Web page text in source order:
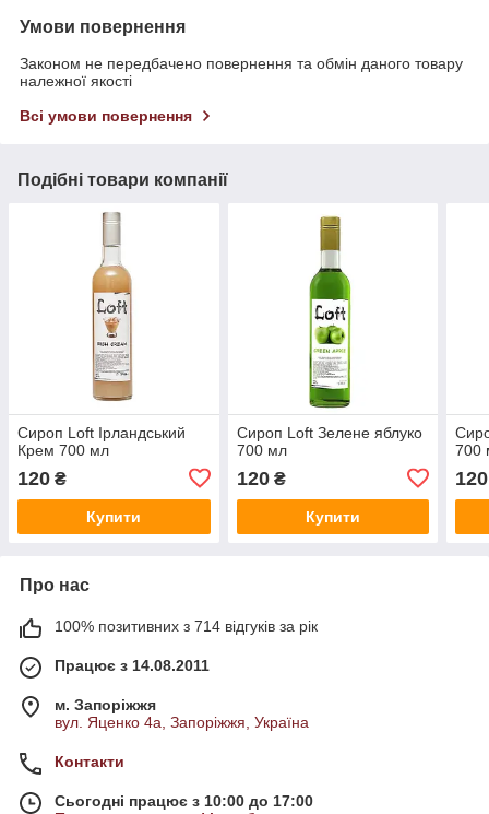
Умови повернення
Законом не передбачено повернення та обмін даного товару
належної якості
Всі умови повернення
Подібні товари компанії
Сироп Loft Ірландський
Крем 700 мл
120 ₴
Купити
Сироп Loft Зелене яблуко
700 мл
120₴
Купити
700
120
Про нас
100% позитивних з 714 відгуків за рік
Працює з 14.08.2011
м. Запоріжжя
вул. Яценко 4а, Запоріжжя, Україна
Контакти
Сьогодні працює з 10:00 до 17:00